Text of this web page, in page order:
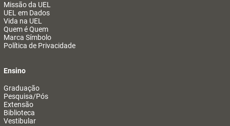
Missão da UEL
UEL em Dados
Vida na UEL
Quem é Quem
Marca Símbolo
Política de Privacidade
Ensino
Graduação
Pesquisa/Pós
Extensão
Biblioteca
Vestibular